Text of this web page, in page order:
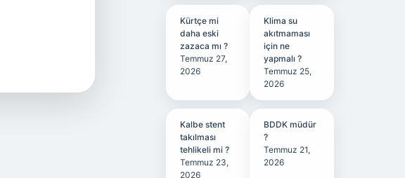
Kürtçe mi
daha eski
zazaca mı ?
Temmuz 27,
2026
Klima su
akıtmaması
için ne
yapmalı ?
Temmuz 25,
2026
Kalbe stent
takılması
tehlikeli mi ?
Temmuz 23,
2026
BDDK müdür
?
Temmuz 21,
2026